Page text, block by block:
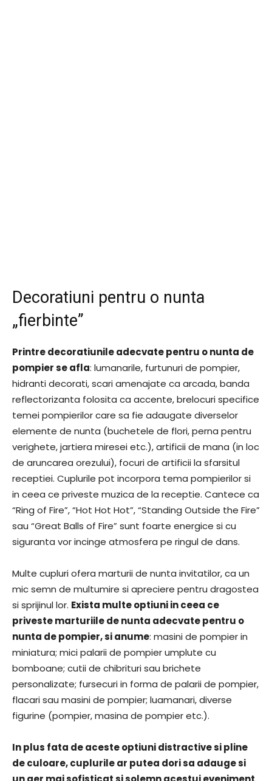
Decoratiuni pentru o nunta
„fierbinte”
Printre decoratiunile adecvate pentru o nunta de
pompier se afla: lumanarile, furtunuri de pompier,
hidranti decorati, scari amenajate ca arcada, banda
reflectorizanta folosita ca accente, brelocuri specifice
temei pompierilor care sa fie adaugate diverselor
elemente de nunta (buchetele de flori, perna pentru
verighete, jartiera miresei etc.), artificii de mana (in loc
de aruncarea orezului), focuri de artificii la sfarsitul
receptiei. Cuplurile pot incorpora tema pompierilor si
in ceea ce priveste muzica de la receptie. Cantece ca
“Ring of Fire”, “Hot Hot Hot”, “Standing Outside the Fire”
sau “Great Balls of Fire” sunt foarte energice si cu
siguranta vor incinge atmosfera pe ringul de dans.
Multe cupluri ofera marturii de nunta invitatilor, ca un
mic semn de multumire si apreciere pentru dragostea
si sprijinul lor. Exista multe optiuni in ceea ce
priveste marturiile de nunta adecvate pentru o
nunta de pompier, si anume: masini de pompier in
miniatura; mici palarii de pompier umplute cu
bomboane; cutii de chibrituri sau brichete
personalizate; fursecuri in forma de palarii de pompier,
flacari sau masini de pompier; luamanari, diverse
figurine (pompier, masina de pompier etc.).
In plus fata de aceste optiuni distractive si pline
de culoare, cuplurile ar putea dori sa adauge si